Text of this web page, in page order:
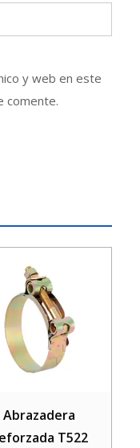
y web en este
comente.
Abrazadera
T522